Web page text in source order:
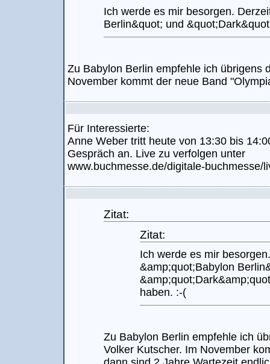
Ich werde es mir besorgen.
Berlin&quot; und
Zu Babylon Berlin empfehle ich übrigens
November kommt der neue Band
Für Interessierte:
Anne Weber tritt heute von 13:30 bis
Gespräch an. Live zu verfolgen unter
www.buchmesse.de/digitale-
Zitat:
Zitat:
Ich werde es mir
&amp;quot;Babylon
haben. :-(
Zu Babylon Berlin empfehle ich
Volker Kutscher. Im November